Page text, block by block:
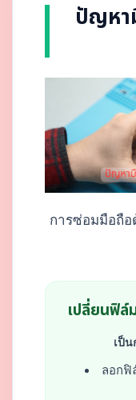
ปัญหา
การซ่อมมือถือ
เปลี่ยนฟิล์
เป็
ลอกฟิ